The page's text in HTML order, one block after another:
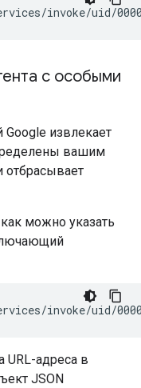
с особыми
извлекает
вашим
отбрасывает
можно указать
адреса в
JSON